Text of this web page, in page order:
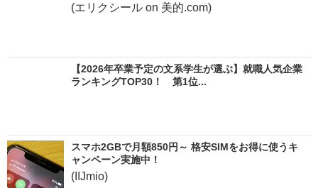
(エリクシール on 美的.com)
【2026年卒業予定の文系学生が選ぶ】就職人気企業
ランキングTOP30！ 第1位...
スマホ2GBで月額850円～ 格安SIMをお得に使うキ
ャンペーン実施中！
(IIJmio)